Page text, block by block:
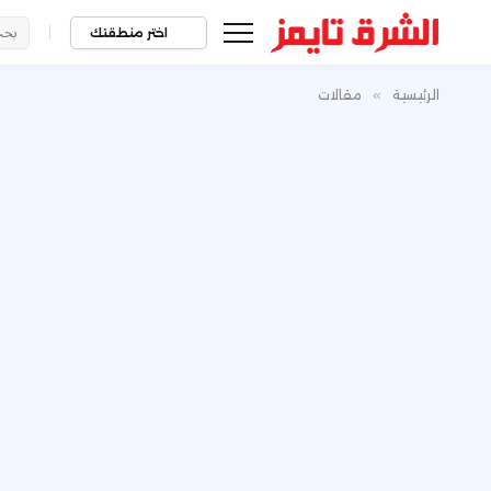
اختر منطقتك |
الرئيسية » مقالات